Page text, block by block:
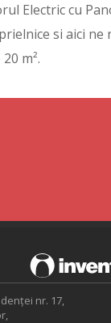
Electric cu
si aici
m².
nr. 17,